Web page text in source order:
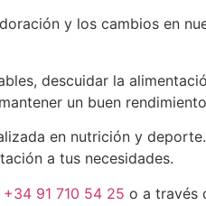
y los cambios en
descuidar la
un buen
en nutrición y
a tus necesidades.
+34 91 710 54 25 o a través